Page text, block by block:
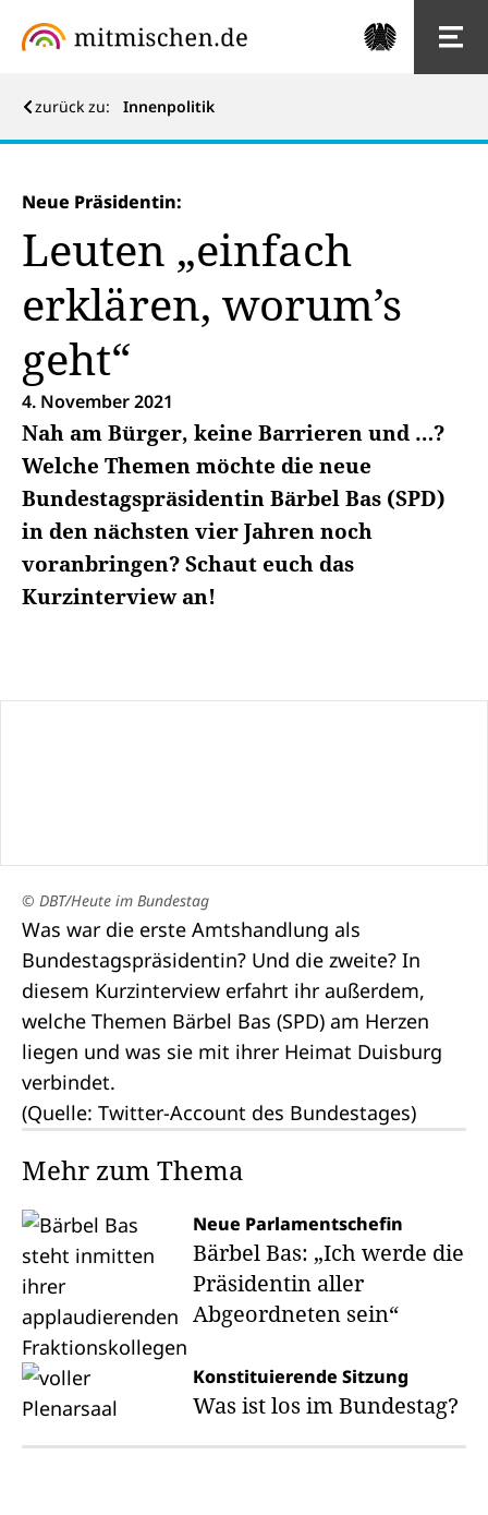
zurück zu: Innenpolitik
Neue Präsidentin:
Leuten „einfach
erklären, worum’s
geht“
4. November 2021
Nah am Bürger, keine Barrieren und …?
Welche Themen möchte die neue
Bundestagspräsidentin Bärbel Bas (SPD)
in den nächsten vier Jahren noch
voranbringen? Schaut euch das
Kurzinterview an!
© DBT/Heute im Bundestag
Was war die erste Amtshandlung als
Bundestagspräsidentin? Und die zweite? In
diesem Kurzinterview erfahrt ihr außerdem,
welche Themen Bärbel Bas (SPD) am Herzen
liegen und was sie mit ihrer Heimat Duisburg
verbindet.
(Quelle: Twitter-Account des Bundestages)
Mehr zum Thema
Neue Parlamentschefin
Bärbel Bas: „Ich werde die
Präsidentin aller
Abgeordneten sein“
Konstituierende Sitzung
Was ist los im Bundestag?